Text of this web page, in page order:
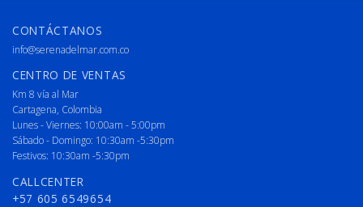
CONTÁCTANOS
info@serenadelmar.com.co
CENTRO DE VENTAS
Km 8 vía al Mar
Cartagena, Colombia
Lunes - Viernes: 10:00am - 5:00pm
Sábado - Domingo: 10:30am -5:30pm
Festivos: 10:30am -5:30pm
CALLCENTER
+57 605 6549654